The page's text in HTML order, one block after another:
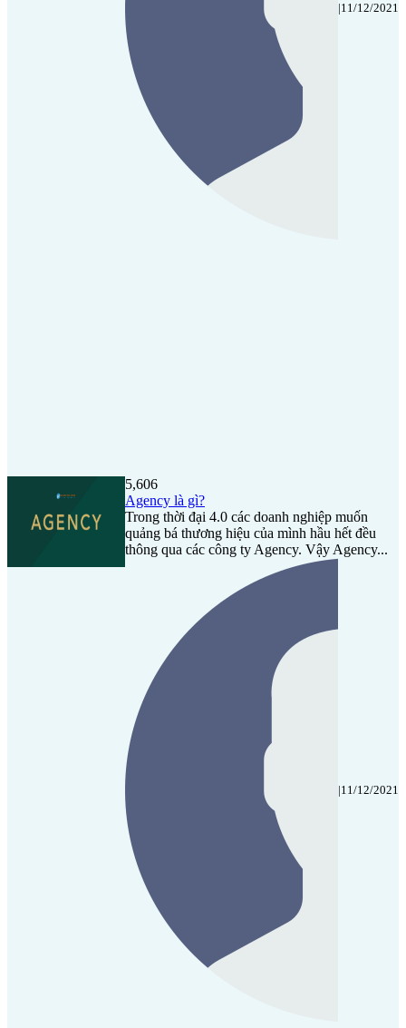
|11/12/2021
5,606
Agency là gì?
Trong thời đại 4.0 các doanh nghiệp muốn
quảng bá thương hiệu của mình hầu hết đều
thông qua các công ty Agency. Vậy Agency...
|11/12/2021